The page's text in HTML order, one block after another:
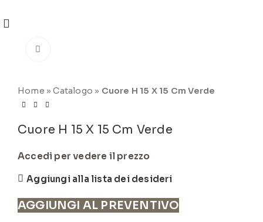
Home »Catalogo » Cuore H 15 X 15 Cm Verde
Cuore H 15 X 15 Cm Verde
Accedi per vedere il prezzo
Aggiungi alla lista dei desideri
AGGIUNGI AL PREVENTIVO